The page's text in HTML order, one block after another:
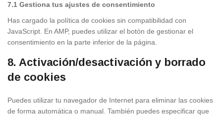
7.1 Gestiona tus ajustes de consentimiento
Has cargado la política de cookies sin compatibilidad con
JavaScript. En AMP, puedes utilizar el botón de gestionar el
consentimiento en la parte inferior de la página.
8. Activación/desactivación y borrado
de cookies
Puedes utilizar tu navegador de Internet para eliminar las cookies
de forma automática o manual. También puedes especificar que